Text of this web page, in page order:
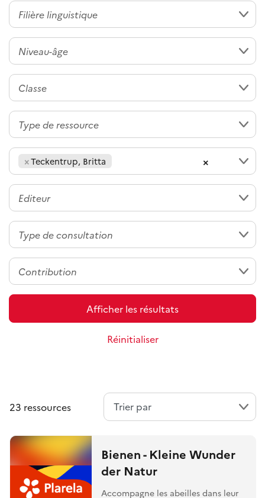
×
×Teckentrup, Britta
Afficher les résultats
Réinitialiser
23 ressources
Bienen - Kleine Wunder
der Natur
Accompagne les abeilles dans leur